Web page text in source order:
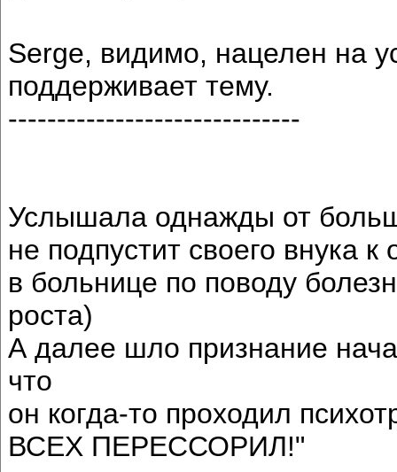
Serge, видимо, нацелен на
поддерживает тему.
------------------------------
Услышала однажды от
не подпустит своего внука
в больнице по поводу
роста)
А далее шло признание
что
он когда-то проходил
ВСЕХ ПЕРЕССОРИЛ!"